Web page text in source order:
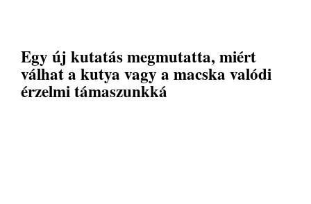
Egy új kutatás megmutatta, miért
válhat a kutya vagy a macska valódi
érzelmi támaszunkká